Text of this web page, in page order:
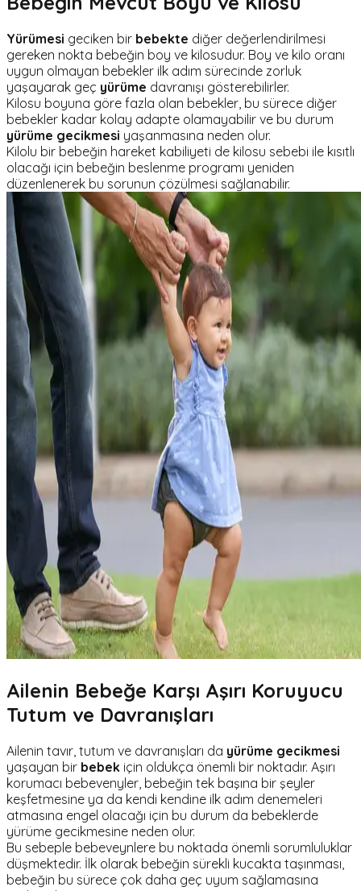
Yürümesi geciken bir bebekte diğer değerlendirilmesi
gereken nokta bebeğin boy ve kilosudur. Boy ve kilo oranı
uygun olmayan bebekler ilk adım sürecinde zorluk
yaşayarak geç yürüme davranışı gösterebilirler.
Kilosu boyuna göre fazla olan bebekler, bu sürece diğer
bebekler kadar kolay adapte olamayabilir ve bu durum
yürüme gecikmesi yaşanmasına neden olur.
Kilolu bir bebeğin hareket kabiliyeti de kilosu sebebi ile kısıtlı
olacağı için bebeğin beslenme programı yeniden
düzenlenerek bu sorunun çözülmesi sağlanabilir.
Ailenin Bebeğe Karşı Aşırı Koruyucu
Tutum ve Davranışları
Ailenin tavır, tutum ve davranışları da yürüme gecikmesi
yaşayan bir bebek için oldukça önemli bir noktadır. Aşırı
korumacı bebevenyler, bebeğin tek başına bir şeyler
keşfetmesine ya da kendi kendine ilk adım denemeleri
atmasına engel olacağı için bu durum da bebeklerde
yürüme gecikmesine neden olur.
Bu sebeple bebeveynlere bu noktada önemli sorumluluklar
düşmektedir. İlk olarak bebeğin sürekli kucakta taşınması,
bebeğin bu sürece çok daha geç uyum sağlamasına